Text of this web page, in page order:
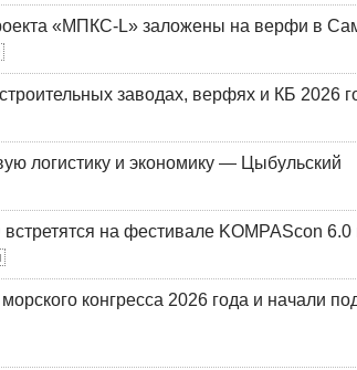
«МПКС-L» заложены на верфи в
заводах, верфях и КБ 2026
логистику и экономику — Цыбульский
на фестивале KOMPAScon 6.0
конгресса 2026 года и начали